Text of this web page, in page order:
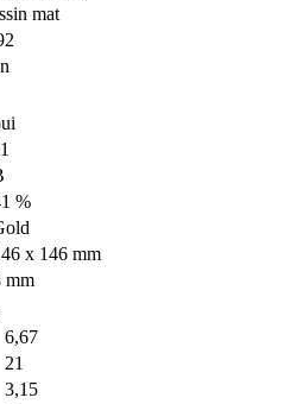
mat
%
x 146 mm
mm
6,67
21
3,15